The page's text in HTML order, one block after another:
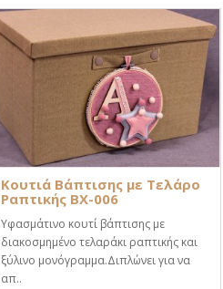
Κουτιά Βάπτισης με Τελάρο
Ραπτικής BX-006
Υφασμάτινο κουτί βάπτισης με
διακοσμημένο τελαράκι ραπτικής και
ξύλινο μονόγραμμα.Διπλώνει για να
απ..